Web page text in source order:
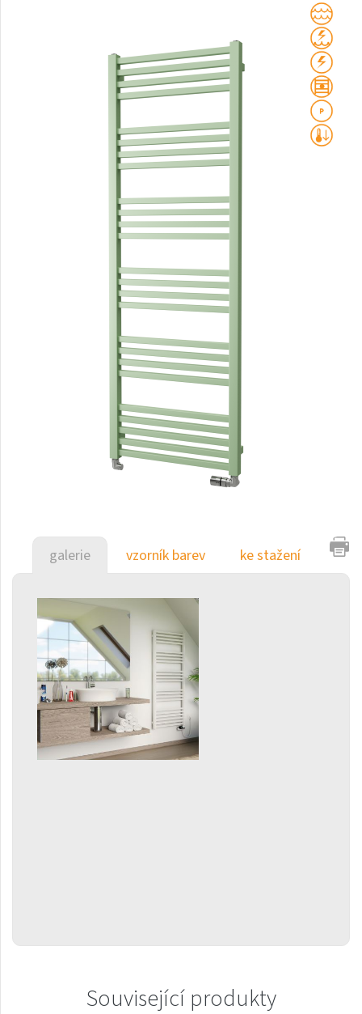
Collom Horizontal
Coron Double Horizontal
Flexi
Flexi s háčky
Fresh
Gala
Gradda Inox
Grenada
Grenada Radius
Grenada Plus
galerie vzorník barev ke stažení
Související produkty